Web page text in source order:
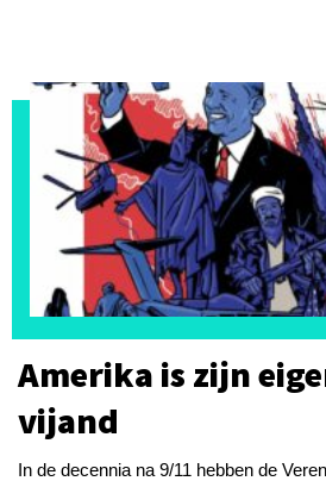
Amerika is zijn
vijand
In de decennia na 9/11 hebben de